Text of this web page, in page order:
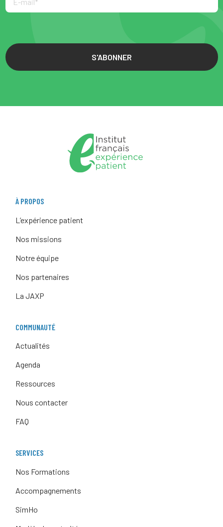
S'ABONNER
À PROPOS
L’expérience patient
Nos missions
Notre équipe
Nos partenaires
La JAXP
COMMUNAUTÉ
Actualités
Agenda
Ressources
Nous contacter
FAQ
SERVICES
Nos Formations
Accompagnements
SimHo